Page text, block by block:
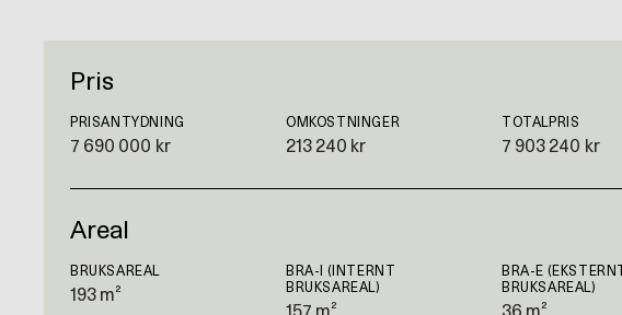
Pris
PRISANTYDNING
7 690 000 kr
OMKOSTNINGER
213 240 kr
TOTALPRIS
7 903 240 kr
Areal
BRUKSAREAL
193 m²
BRA-I (INTERNT
BRUKSAREAL)
BRA-E (EKSTERNT
BRUKSAREAL)